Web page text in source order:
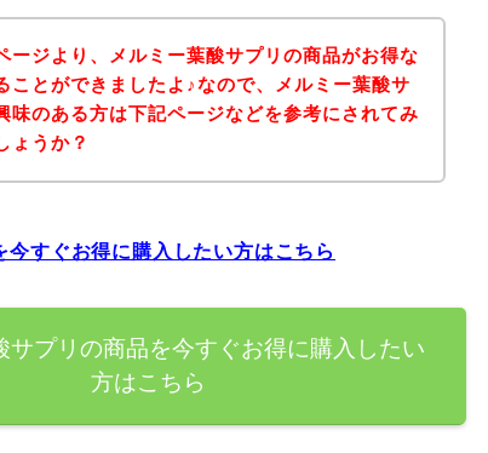
ージより、メルミー葉酸サプリの商品がお得な
ことができましたよ♪なので、メルミー葉酸サ
味のある方は下記ページなどを参考にされてみ
ょうか？
今すぐお得に購入したい方はこちら
サプリの商品を今すぐお得に購入したい
方はこちら